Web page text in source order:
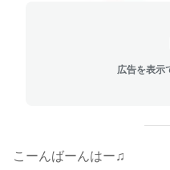
広告を表示
こーんばーんはー♫